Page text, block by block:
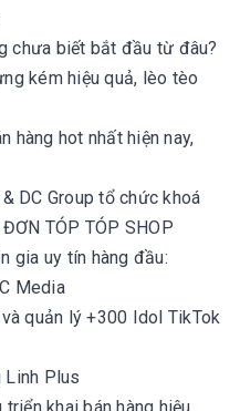
chưa biết bắt đầu từ đâu?
kém hiệu quả, lèo tèo
hàng hot nhất hiện nay,
DC Group tổ chức khoá
TÓP TÓP SHOP
gia uy tín hàng đầu:
Media
quản lý +300 Idol TikTok
Linh Plus